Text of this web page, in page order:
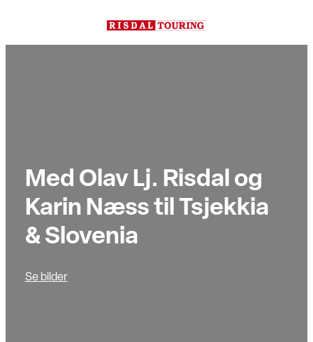
Med Olav Lj. Risdal og
Karin Næss til Tsjekkia
& Slovenia
Se bilder